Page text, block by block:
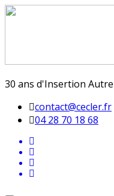
30 ans d'Insertion
contact@cecler.fr
04 28 70 18 68